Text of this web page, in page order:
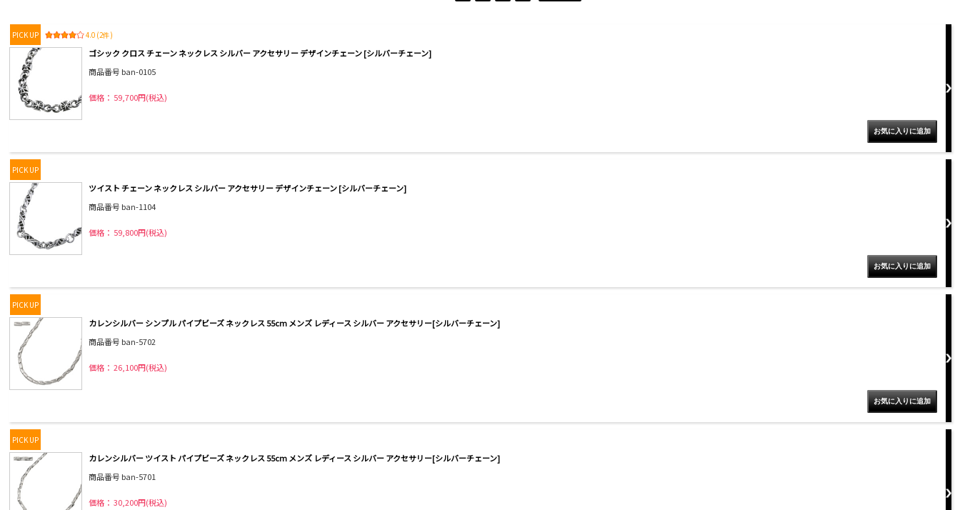
PICK UP 4.0 (2件)
ゴシック クロス チェーン ネックレス シルバー アクセサリー デザインチェーン [シルバーチェーン]
商品番号 ban-0105
価格： 59,700円(税込)
PICK UP
ツイスト チェーン ネックレス シルバー アクセサリー デザインチェーン [シルバーチェーン]
商品番号 ban-1104
価格： 59,800円(税込)
PICK UP
カレンシルバー シンプル パイプビーズ ネックレス 55cm メンズ レディース シルバー アクセサリー[シルバーチェーン]
商品番号 ban-5702
価格： 26,100円(税込)
PICK UP
カレンシルバー ツイスト パイプビーズ ネックレス 55cm メンズ レディース シルバー アクセサリー[シルバーチェーン]
商品番号 ban-5701
価格： 30,200円(税込)